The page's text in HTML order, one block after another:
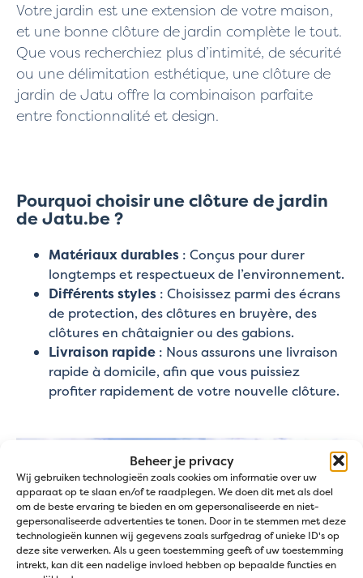
Beheer je privacy
Wij gebruiken technologieën zoals cookies om informatie over uw
apparaat op te slaan en/of te raadplegen. We doen dit met als doel
om de beste ervaring te bieden en om gepersonaliseerde en niet-
gepersonaliseerde advertenties te tonen. Door in te stemmen met deze
technologieën kunnen wij gegevens zoals surfgedrag of unieke ID's op
deze site verwerken. Als u geen toestemming geeft of uw toestemming
intrekt, kan dit een nadelige invloed hebben op bepaalde functies en
Votre jardin est une extension de votre maison,
et une bonne clôture de jardin complète le tout.
Que vous recherchiez plus d’intimité, de sécurité
ou une délimitation esthétique, une clôture de
jardin de Jatu offre la combinaison parfaite
entre fonctionnalité et design.
Pourquoi choisir une clôture de jardin
de Jatu.be ?
Matériaux durables : Conçus pour durer
longtemps et respectueux de l’environnement.
Différents styles : Choisissez parmi des écrans
de protection, des clôtures en bruyère, des
clôtures en châtaignier ou des gabions.
Livraison rapide : Nous assurons une livraison
rapide à domicile, afin que vous puissiez
profiter rapidement de votre nouvelle clôture.